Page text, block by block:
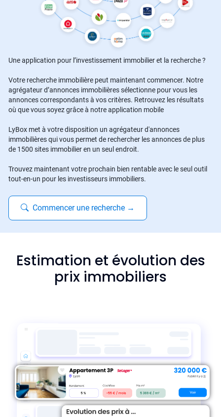
Une application pour l’investissement immobilier et la recherche ?
Votre recherche immobilière peut maintenant commencer. Notre
agrégateur d’annonces immobilières sélectionne pour vous les
annonces correspondants à vos critères. Retrouvez les résultats
où que vous soyez grâce à notre application mobile
LyBox met à votre disposition un agrégateur d'annonces
immobilières qui vous permet de rechercher les annonces de plus
de 1500 sites immobilier en un seul endroit.
Trouvez maintenant votre prochain bien rentable avec le seul outil
tout-en-un pour les investisseurs immobiliers.
Commencer une recherche →
Estimation et évolution des
prix immobiliers